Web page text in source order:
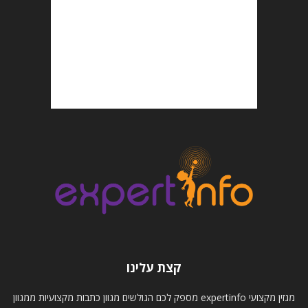
קצת עלינו
מגזין מקצועי expertinfo מספק לכם הגולשים מגוון כתבות מקצועיות ממגוון